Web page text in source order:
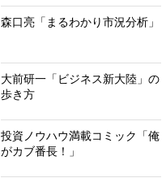
森口亮「まるわかり市況分析」
大前研一「ビジネス新大陸」の
歩き方
投資ノウハウ満載コミック「俺
がカブ番長！」